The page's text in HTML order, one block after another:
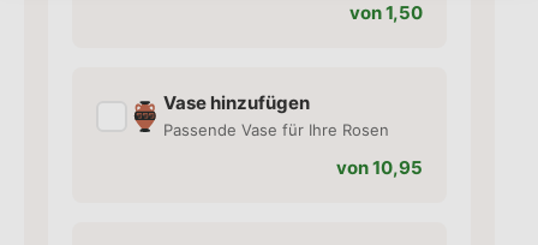
von 1,50
Vase hinzufügen
Passende Vase für Ihre Rosen
von 10,95